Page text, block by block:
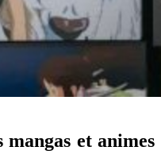
et animes